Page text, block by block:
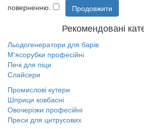
поверненню.
Рекомендовані
Льодогенератори для барів
М'ясорубки професійні
Печі для піци
Слайсери
Промислові кутери
Шприци ковбасні
Овочерізки професійні
Преси для цитрусових